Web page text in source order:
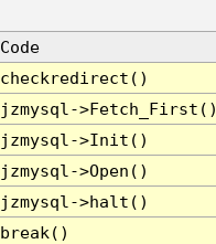
Code
checkredirect()
jzmysql-
jzmysql->Init()
jzmysql->Open()
jzmysql->halt()
break()